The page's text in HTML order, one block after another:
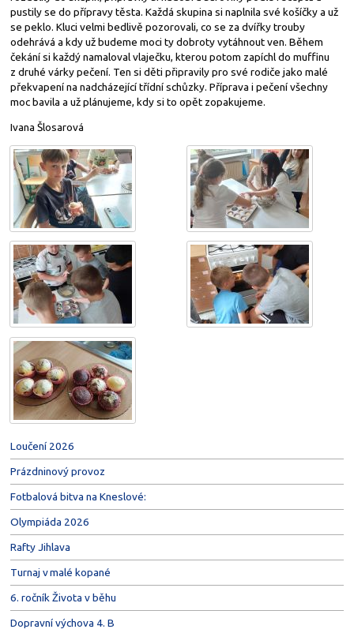
Loučení 2026
Prázdninový provoz
Fotbalová bitva na Kneslové:
Olympiáda 2026
Rafty Jihlava
Turnaj v malé kopané
6. ročník Života v běhu
Dopravní výchova 4. B
pustily se do přípravy těsta. Každá skupina si naplnila své košíčky a už
se peklo. Kluci velmi bedlivě pozorovali, co se za dvířky trouby
odehrává a kdy už budeme moci ty dobroty vytáhnout ven. Během
čekání si každý namaloval vlaječku, kterou potom zapíchl do muffinu
z druhé várky pečení. Ten si děti připravily pro své rodiče jako malé
překvapení na nadcházející třídní schůzky. Příprava i pečení všechny
moc bavila a už plánujeme, kdy si to opět zopakujeme.
Ivana Šlosarová